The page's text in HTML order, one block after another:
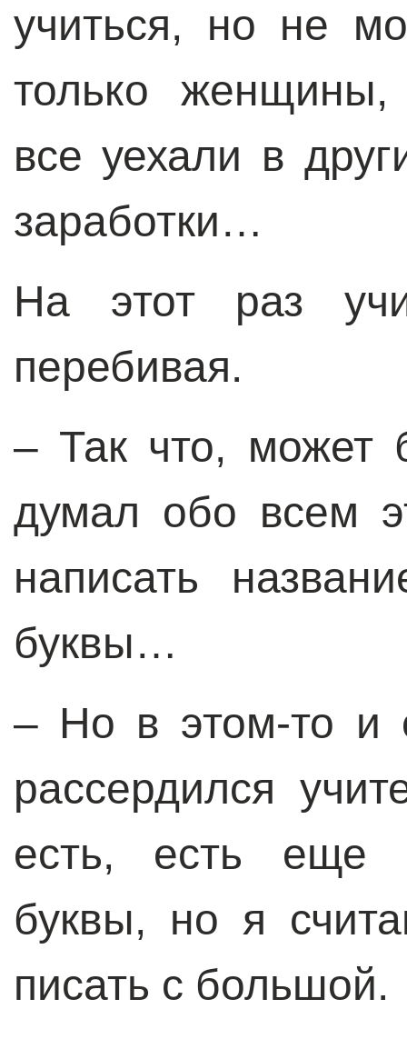
учиться, но не
только
все уехали в
заработки…
На этот раз
перебивая.
– Так что, может
думал обо всем
написать
буквы…
– Но в этом-то и
рассердился
есть, есть еще
буквы, но я
писать с большой.